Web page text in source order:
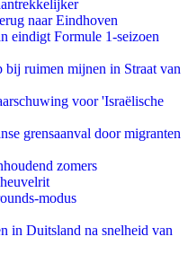
naar Eindhoven
eindigt Formule 1-seizoen
bij ruimen mijnen in Straat van
voor 'Israëlische
grensaanval door migranten
zomers
modus
in Duitsland na snelheid van